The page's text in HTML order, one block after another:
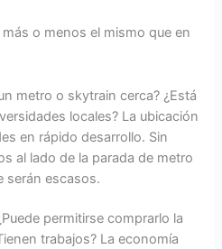
o menos el mismo que en
metro o skytrain cerca? ¿Está
locales? La ubicación
en rápido desarrollo. Sin
al lado de la parada de metro
serán escasos.
permitirse comprarlo la
trabajos? La economía